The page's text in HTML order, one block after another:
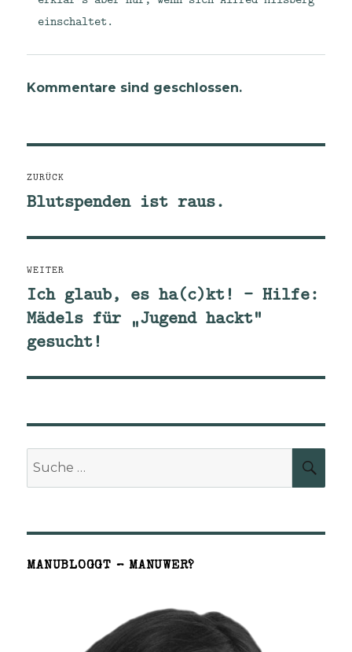
einschaltet.
Kommentare sind geschlossen.
ZURÜCK
Vorheriger
Blutspenden ist raus.
WEITER
Nächster
Beitrag:
Ich glaub, es ha(c)kt! – Hilfe:
Mädels für „Jugend hackt“
gesucht!
Suche
MANUBLOGGT – MANUWER?